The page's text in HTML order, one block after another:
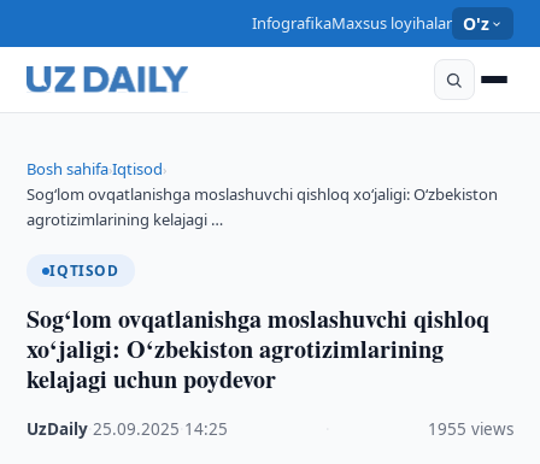
InfografikaMaxsus loyihalar O'z
Bosh sahifa›Iqtisod›
Sog‘lom ovqatlanishga moslashuvchi qishloq xo‘jaligi: O‘zbekiston
agrotizimlarining kelajagi …
IQTISOD
Sog‘lom ovqatlanishga moslashuvchi qishloq
xo‘jaligi: O‘zbekiston agrotizimlarining
kelajagi uchun poydevor
UzDaily ·25.09.2025 14:25 1955 views